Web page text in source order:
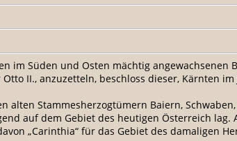
im Süden und Osten mächtig
II., anzuzetteln, beschloss dieser, Kärnten
Stammesherzogtümern Baiern,
auf dem Gebiet des heutigen Österreich lag.
„Carinthia“ für das Gebiet des damaligen